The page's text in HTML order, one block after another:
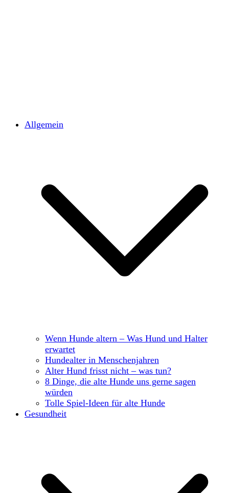
Allgemein
Wenn Hunde altern – Was Hund und Halter
erwartet
Hundealter in Menschenjahren
Alter Hund frisst nicht – was tun?
8 Dinge, die alte Hunde uns gerne sagen
würden
Tolle Spiel-Ideen für alte Hunde
Gesundheit